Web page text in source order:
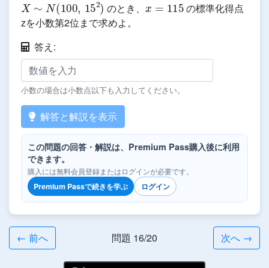
のとき、
の標準化得点
zを小数第2位まで求めよ。
答え:
小数の場合は小数点以下も入力してください。
解答と解説を表示
この問題の回答・解説は、Premium Pass購入後に利用
できます。
購入には無料会員登録またはログインが必要です。
Premium Passで続きを学ぶ
ログイン
← 前へ 問題 16/20 次へ →